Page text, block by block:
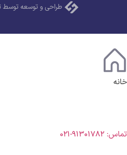
طراحی و توسعه توسط
خانه
تماس: ۹۱۳۰۱۷۸۲-۰۲۱